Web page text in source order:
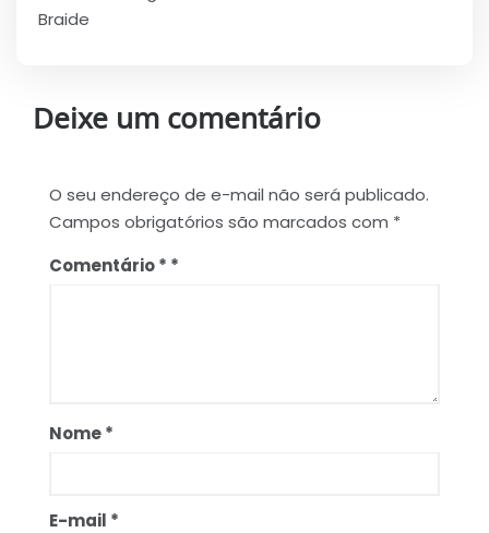
Braide
Deixe um comentário
O seu endereço de e-mail não será publicado.
Campos obrigatórios são marcados com *
Comentário*
Nome*
E-mail *